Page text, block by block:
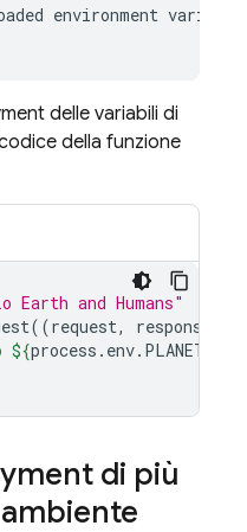
environment
delle variabili di
della funzione
and Humans"
((request, response
${process . env. PLANET
di più